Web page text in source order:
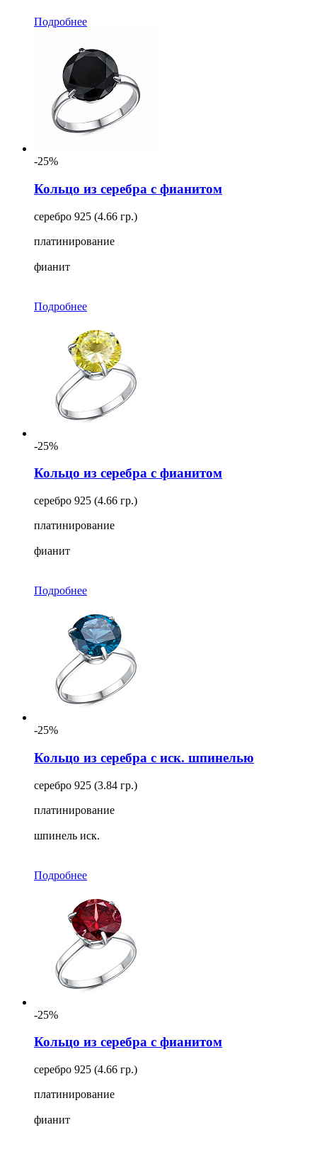
Подробнее
-25%
Кольцо из серебра с фианитом
серебро 925 (4.66 гр.)
платинирование
фианит
Подробнее
-25%
Кольцо из серебра с фианитом
серебро 925 (4.66 гр.)
платинирование
фианит
Подробнее
-25%
Кольцо из серебра с иск. шпинелью
серебро 925 (3.84 гр.)
платинирование
шпинель иск.
Подробнее
-25%
Кольцо из серебра с фианитом
серебро 925 (4.66 гр.)
платинирование
фианит